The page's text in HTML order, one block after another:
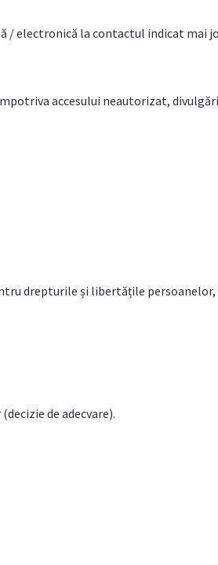
/ electronică la contactul indicat mai
accesului neautorizat,
drepturile și libertățile
de adecvare).